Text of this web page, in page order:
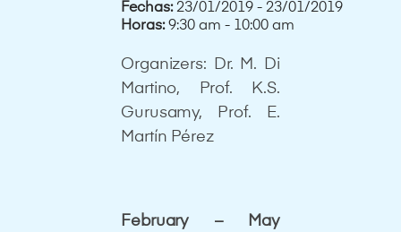
Fechas:23/01/2019 - 23/01/2019
Horas:9:30 am - 10:00 am
Organizers: Dr. M. Di
Martino, Prof. K.S.
Gurusamy, Prof. E.
Martín Pérez
February – May